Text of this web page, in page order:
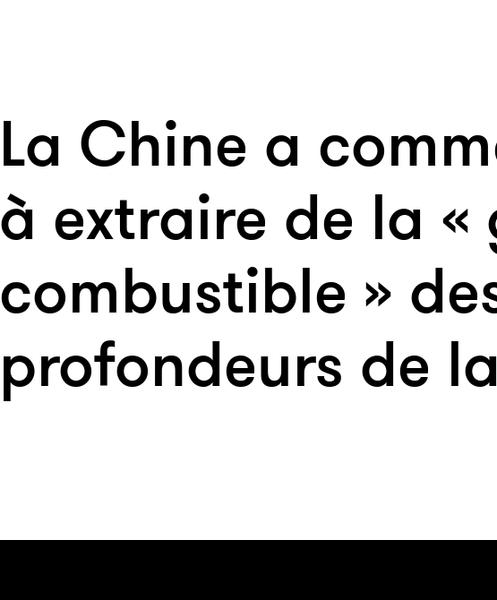
La Chine a
à extraire de la «
combustible »
profondeurs de